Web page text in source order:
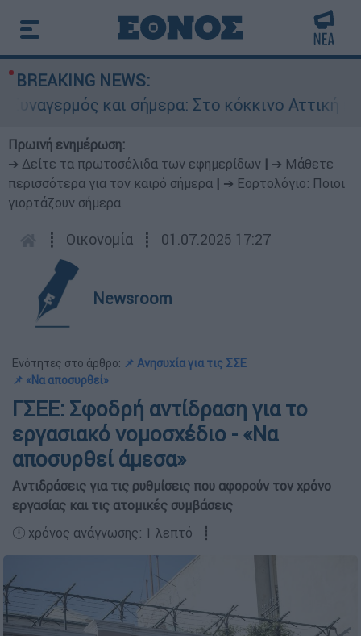
BREAKING NEWS:
και σήμερα: Στο κόκκινο Αττική
Πρωινή ενημέρωση:
➔ Δείτε τα πρωτοσέλιδα των εφημερίδων
➔ Μάθετε
περισσότερα για τον καιρό σήμερα
➔ Εορτολόγιο: Ποιοι
γιορτάζουν σήμερα
┋ Οικονομία ┋ 01.07.2025 17:27
Newsroom
Ενότητες στο άρθρο: 📌 Ανησυχία για τις ΣΣΕ
📌 «Να αποσυρθεί»
ΓΣΕΕ: Σφοδρή αντίδραση για το
εργασιακό νομοσχέδιο - «Να
αποσυρθεί άμεσα»
Αντιδράσεις για τις ρυθμίσεις που αφορούν τον χρόνο
εργασίας και τις ατομικές συμβάσεις
🕛 χρόνος ανάγνωσης: 1 λεπτό ┋